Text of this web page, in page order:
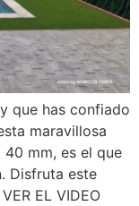
que has confiado
maravillosa
40 mm, es el que
Disfruta este
EL VIDEO